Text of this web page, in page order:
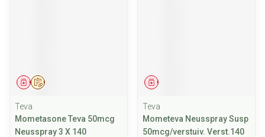
Op voorschrift
Geneesmiddel
Teva
Mometasone Teva 50mcg
Neusspray 3 X 140
Geneesmiddel
Teva
Mometeva Neusspray Susp
50mcg/verstuiv. Verst.140